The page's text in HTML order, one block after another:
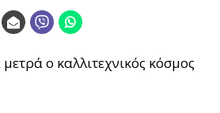
ο καλλιτεχνικός κόσμος